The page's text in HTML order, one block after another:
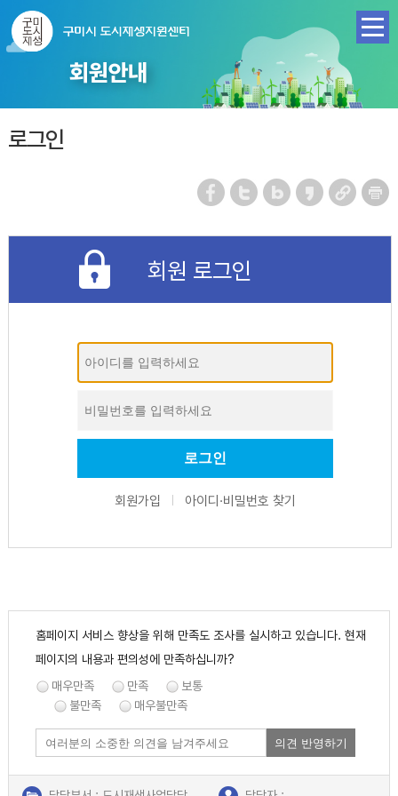
회원안내
로그인
회원 로그인
회원가입 아이디·비밀번호 찾기
홈페이지 서비스 향상을 위해 만족도 조사를 실시하고 있습니다. 현재
페이지의 내용과 편의성에 만족하십니까?
매우만족
만족
보통
불만족
매우불만족
의견 반영하기